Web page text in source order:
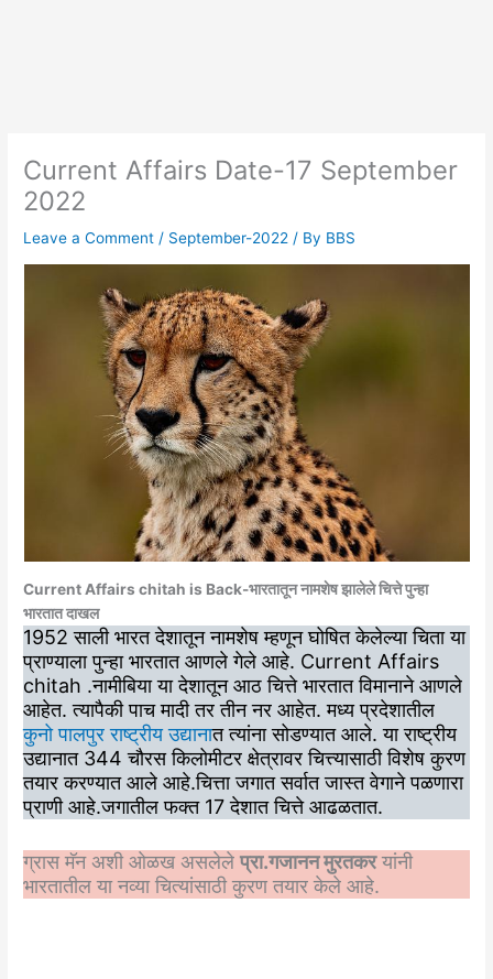
Current Affairs Date-17 September
2022
Leave a Comment / September-2022 / By BBS
Current Affairs chitah is Back-भारतातून नामशेष झालेले चित्ते पुन्हा
भारतात दाखल
1952 साली भारत देशातून नामशेष म्हणून घोषित केलेल्या चिता या
प्राण्याला पुन्हा भारतात आणले गेले आहे. Current Affairs
chitah .नामीबिया या देशातून आठ चित्ते भारतात विमानाने आणले
आहेत. त्यापैकी पाच मादी तर तीन नर आहेत. मध्य प्रदेशातील
कुनो पालपुर राष्ट्रीय उद्यानात त्यांना सोडण्यात आले. या राष्ट्रीय
उद्यानात 344 चौरस किलोमीटर क्षेत्रावर चित्त्यासाठी विशेष कुरण
तयार करण्यात आले आहे.चित्ता जगात सर्वात जास्त वेगाने पळणारा
प्राणी आहे.जगातील फक्त 17 देशात चित्ते आढळतात.
ग्रास मॅन अशी ओळख असलेलेप्रा.गजानन मुरतकरयांनी
भारतातील या नव्या चित्यांसाठी कुरण तयार केले आहे.